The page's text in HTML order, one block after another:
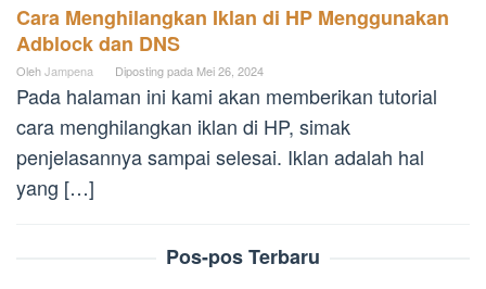
Cara Menghilangkan Iklan di HP Menggunakan
Adblock dan DNS
OlehJampena Diposting pada Mei 26, 2024
Pada halaman ini kami akan memberikan tutorial
cara menghilangkan iklan di HP, simak
penjelasannya sampai selesai. Iklan adalah hal
yang […]
Pos-pos Terbaru